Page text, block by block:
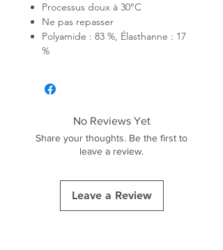
Processus doux à 30°C
Ne pas repasser
Polyamide : 83 %, Élasthanne : 17
%
No Reviews Yet
Share your thoughts. Be the first to
leave a review.
Leave a Review